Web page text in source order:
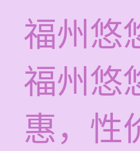
福州悠
福州悠
惠，性